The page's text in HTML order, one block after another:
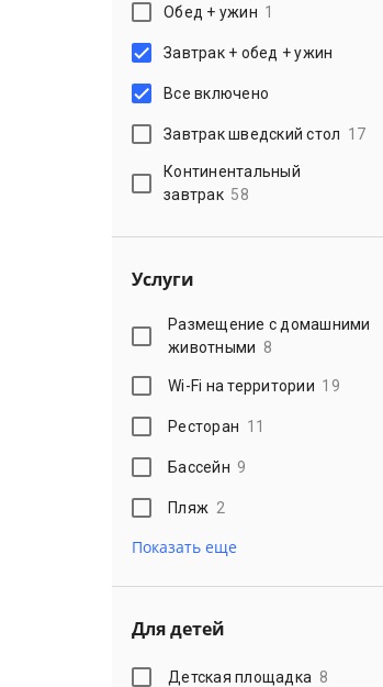
Обед + ужин 1
Завтрак + обед + ужин
Все включено
Завтрак шведский стол 17
Континентальный
завтрак 58
Услуги
Размещение с домашними
животными 8
Wi-Fi на территории 19
Ресторан 11
Бассейн 9
Пляж 2
Показать еще
Для детей
Детская площадка 8